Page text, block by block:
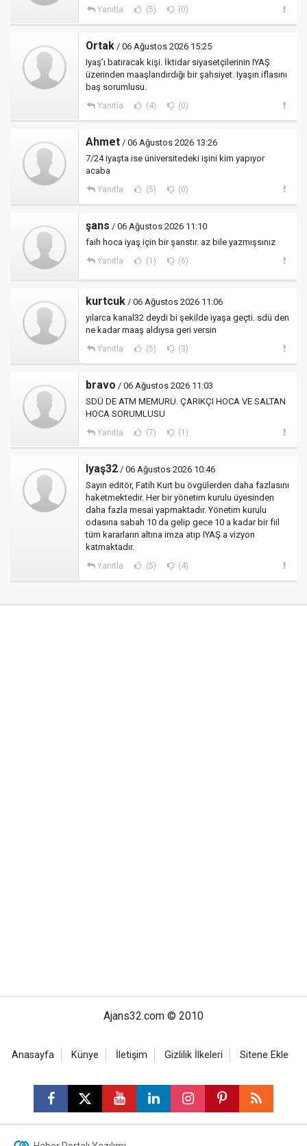
Yanıtla (5) (0)
Ortak / 06 Ağustos 2026 15:25
Iyaş’ı batıracak kişi. İktidar siyasetçilerinin IYAŞ
üzerinden maaşlandırdığı bir şahsiyet. Iyaşın iflasını
baş sorumlusu.
Yanıtla (4) (0)
Ahmet / 06 Ağustos 2026 13:26
7/24 iyaşta ise üniversitedeki işini kim yapıyor
acaba
Yanıtla (5) (0)
şans / 06 Ağustos 2026 11:10
faih hoca iyaş için bir şanstır. az bile yazmışsınız
Yanıtla (1) (6)
kurtcuk / 06 Ağustos 2026 11:06
yılarca kanal32 deydi bi şekilde iyaşa geçti. sdü den
ne kadar maaş aldıysa geri versin
Yanıtla (5) (3)
bravo / 06 Ağustos 2026 11:03
SDÜ DE ATM MEMURU. ÇARIKÇI HOCA VE SALTAN
HOCA SORUMLUSU
Yanıtla (7) (1)
Iyaş32 / 06 Ağustos 2026 10:46
Sayın editör, Fatih Kurt bu övgülerden daha fazlasını
haketmektedir. Her bir yönetim kurulu üyesinden
daha fazla mesai yapmaktadır. Yönetim kurulu
odasına sabah 10 da gelip gece 10 a kadar bir fiil
tüm kararların altına imza atıp IYAŞ a vizyon
katmaktadır.
Yanıtla (5) (4)
Ajans32.com © 2010
Anasayfa Künye İletişim Gizlilik İlkeleri Sitene Ekle